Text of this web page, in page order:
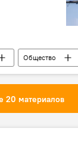
Общество
20 материалов